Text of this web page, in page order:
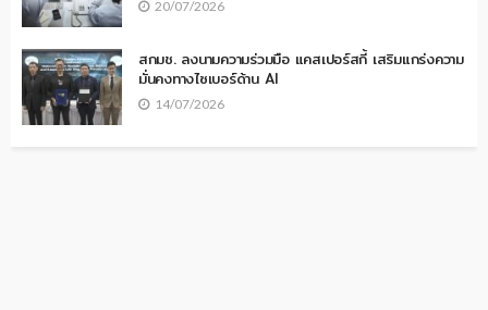
20/07/2026
สกมช. ลงนามความร่วมมือ แคสเปอร์สกี้ เสริมแกร่งความ
มั่นคงทางไซเบอร์ด้าน AI
14/07/2026